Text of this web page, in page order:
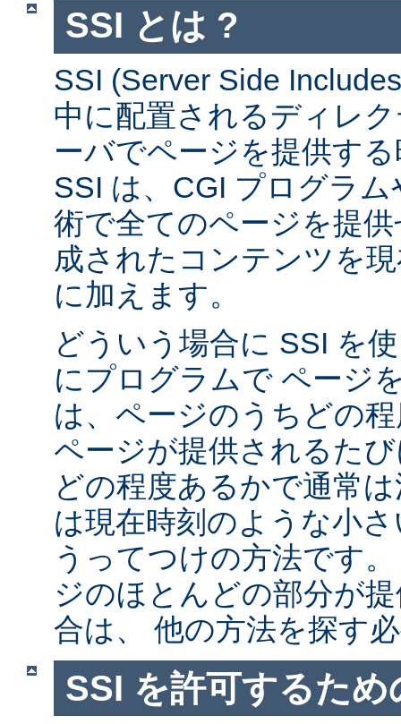
SSI とは ?
SSI (Server Side
中に配置されるディレ
ーバでページを提供す
SSI は、CGI プログラ
術で全てのページを提
成されたコンテンツを
に加えます。
どういう場合に SSI を
にプログラムで ページ
は、ページのうちどの
ページが提供されるた
どの程度あるかで通常
は現在時刻のような小
うってつけの方法です
ジのほとんどの部分が
合は、 他の方法を探す
SSI を許可するた